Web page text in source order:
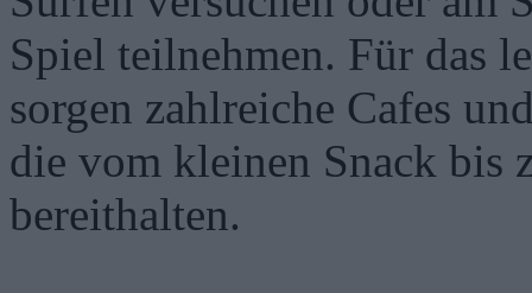
Spiel teilnehmen. Für das
sorgen zahlreiche Cafes
die vom kleinen Snack bis
bereithalten.